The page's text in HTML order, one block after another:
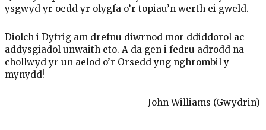
ysgwyd yr oedd yr olygfa o’r topiau’n werth ei gweld.
Diolch i Dyfrig am drefnu diwrnod mor ddiddorol ac
addysgiadol unwaith eto. A da gen i fedru adrodd na
chollwyd yr un aelod o’r Orsedd yng nghrombil y
mynydd!
John Williams (Gwydrin)